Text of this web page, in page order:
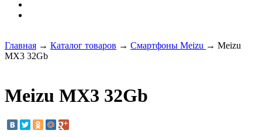
Главная → Каталог товаров → Смартфоны Meizu → Meizu
MX3 32Gb
Meizu MX3 32Gb